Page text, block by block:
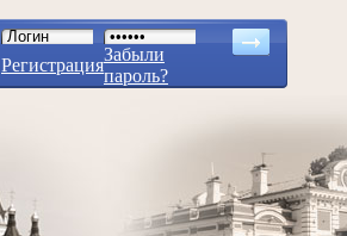
Регистрация
Забыли
пароль?